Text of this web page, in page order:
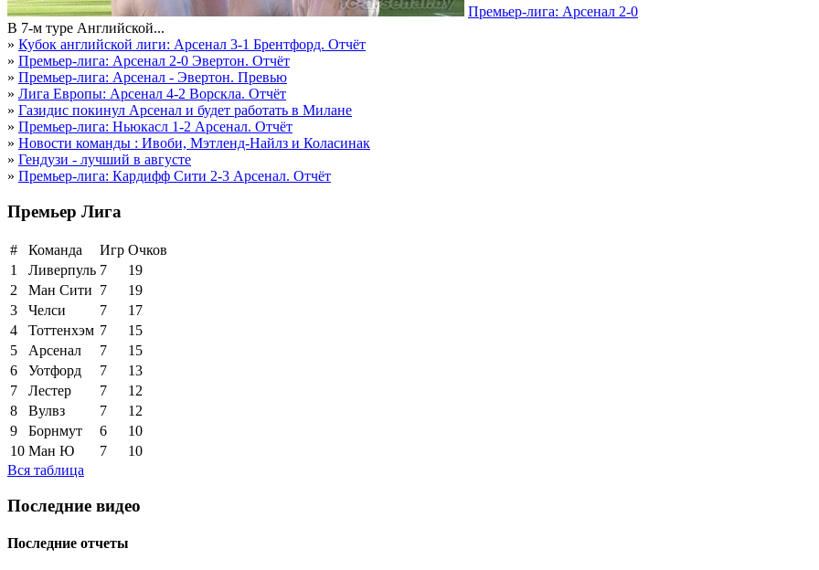
Премьер-лига: Арсенал 2-0
В 7-м туре Английской...
» Кубок английской лиги: Арсенал 3-1 Брентфорд. Отчёт
» Премьер-лига: Арсенал 2-0 Эвертон. Отчёт
» Премьер-лига: Арсенал - Эвертон. Превью
» Лига Европы: Арсенал 4-2 Ворскла. Отчёт
» Газидис покинул Арсенал и будет работать в Милане
» Премьер-лига: Ньюкасл 1-2 Арсенал. Отчёт
» Новости команды : Ивоби, Мэтленд-Найлз и Коласинак
» Гендузи - лучший в августе
» Премьер-лига: Кардифф Сити 2-3 Арсенал. Отчёт
Премьер Лига
# Команда Игр Очков
1
Ливерпуль 7
19
2
Ман Сити 7
19
3
Челси 7
17
4
Тоттенхэм 7
15
5
Арсенал 7
15
6
Уотфорд 7
13
7
Лестер 7
12
8
Вулвз 7
12
9
Борнмут 6
10
10 Ман Ю 7
10
Вся таблица
Последние видео
Последние отчеты